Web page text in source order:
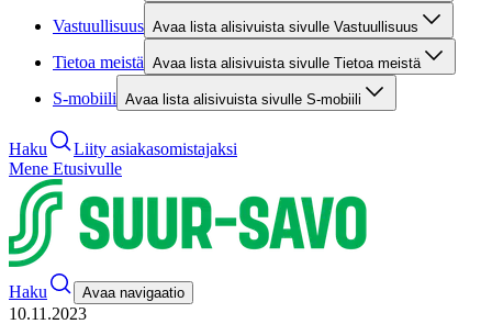
Vastuullisuus Avaa lista alisivuista sivulle Vastuullisuus
Tietoa meistä Avaa lista alisivuista sivulle Tietoa meistä
S-mobiili Avaa lista alisivuista sivulle S-mobiili
Haku
Liity asiakasomistajaksi
Mene Etusivulle
Haku Avaa navigaatio
10.11.2023